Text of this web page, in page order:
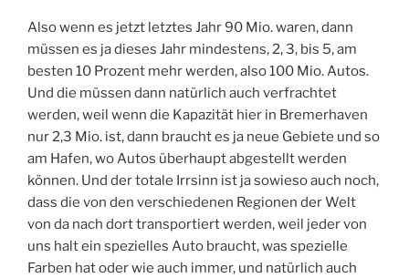
Also wenn es jetzt letztes Jahr 90 Mio. waren, dann
müssen es ja dieses Jahr mindestens, 2, 3, bis 5, am
besten 10 Prozent mehr werden, also 100 Mio. Autos.
Und die müssen dann natürlich auch verfrachtet
werden, weil wenn die Kapazität hier in Bremerhaven
nur 2,3 Mio. ist, dann braucht es ja neue Gebiete und so
am Hafen, wo Autos überhaupt abgestellt werden
können. Und der totale Irrsinn ist ja sowieso auch noch,
dass die von den verschiedenen Regionen der Welt
von da nach dort transportiert werden, weil jeder von
uns halt ein spezielles Auto braucht, was spezielle
Farben hat oder wie auch immer, und natürlich auch